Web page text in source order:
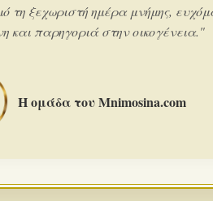
τη ξεχωριστή ημέρα μνήμης,
και παρηγοριά στην οικογένεια."
Η ομάδα του Mnimosina.com